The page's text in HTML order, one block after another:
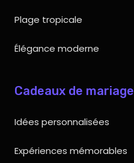
Plage tropicale
Élégance moderne
Cadeaux de mariage
Idées personnalisées
Expériences mémorables